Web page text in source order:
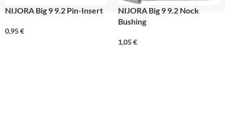
NIJORA Big 9 9.2 Pin-Insert
0,95€
NIJORA Big 9 9.2 Nock
Bushing
1,05€